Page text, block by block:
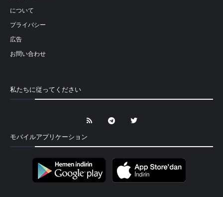
について
プライバシー
広告
お問い合わせ
私たちに従ってください
モバイルアプリケーション